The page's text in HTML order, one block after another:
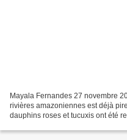
Mayala Fernandes 27 novembre
rivières amazoniennes est déjà
dauphins roses et tucuxis ont été